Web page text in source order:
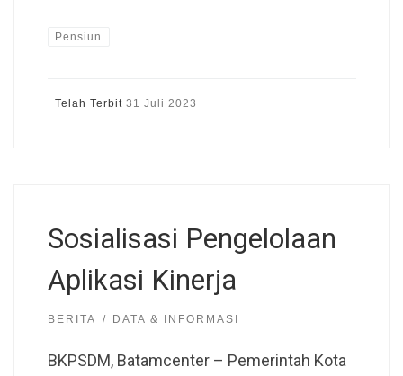
Pensiun
Telah Terbit 31 Juli 2023
Sosialisasi Pengelolaan
Aplikasi Kinerja
BERITA DATA & INFORMASI
BKPSDM, Batamcenter – Pemerintah Kota